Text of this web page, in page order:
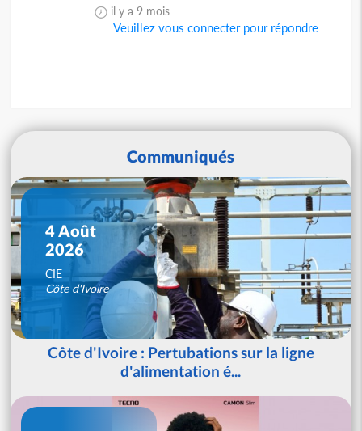
il y a 9 mois
Veuillez vous connecter pour répondre
Communiqués
4 Août
2026
CIE
Côte d'Ivoire
Côte d'Ivoire : Pertubations sur la ligne
d'alimentation é...